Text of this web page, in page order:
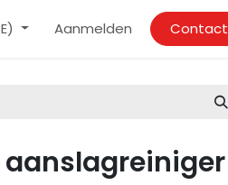
Aanmelden Contact
aanslagreiniger